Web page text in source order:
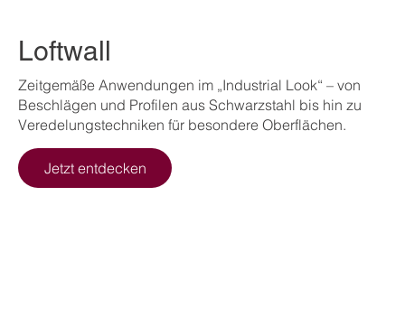
Zeitgemäße Anwendungen im „Industrial Look“ – von
Beschlägen und Profilen aus Schwarzstahl bis hin zu
Veredelungstechniken für besondere Oberflächen.
Jetzt entdecken
Loftwall